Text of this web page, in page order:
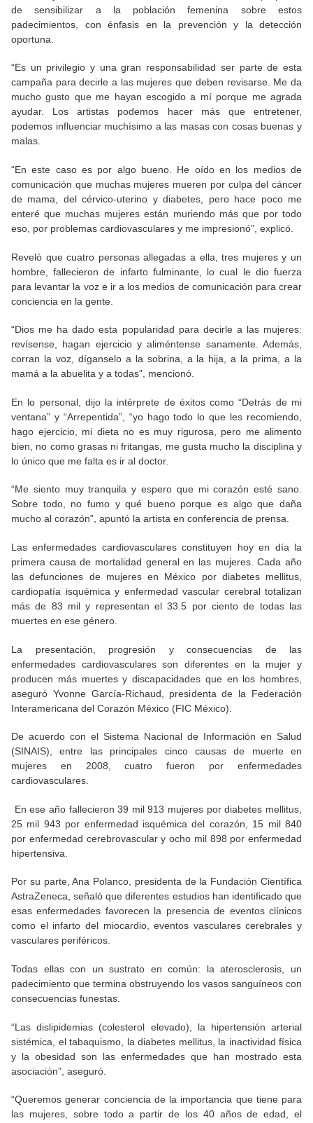
de sensibilizar a la población femenina sobre estos
padecimientos, con énfasis en la prevención y la detección
oportuna.
“Es un privilegio y una gran responsabilidad ser parte de esta
campaña para decirle a las mujeres que deben revisarse. Me da
mucho gusto que me hayan escogido a mí porque me agrada
ayudar. Los artistas podemos hacer más que entretener,
podemos influenciar muchísimo a las masas con cosas buenas y
malas.
“En este caso es por algo bueno. He oído en los medios de
comunicación que muchas mujeres mueren por culpa del cáncer
de mama, del cérvico-uterino y diabetes, pero hace poco me
enteré que muchas mujeres están muriendo más que por todo
eso, por problemas cardiovasculares y me impresionó”, explicó.
Reveló que cuatro personas allegadas a ella, tres mujeres y un
hombre, fallecieron de infarto fulminante, lo cual le dio fuerza
para levantar la voz e ir a los medios de comunicación para crear
conciencia en la gente.
“Dios me ha dado esta popularidad para decirle a las mujeres:
revísense, hagan ejercicio y aliméntense sanamente. Además,
corran la voz, díganselo a la sobrina, a la hija, a la prima, a la
mamá a la abuelita y a todas”, mencionó.
En lo personal, dijo la intérprete de éxitos como “Detrás de mi
ventana” y “Arrepentida”, “yo hago todo lo que les recomiendo,
hago ejercicio, mi dieta no es muy rigurosa, pero me alimento
bien, no como grasas ni fritangas, me gusta mucho la disciplina y
lo único que me falta es ir al doctor.
“Me siento muy tranquila y espero que mi corazón esté sano.
Sobre todo, no fumo y qué bueno porque es algo que daña
mucho al corazón”, apuntó la artista en conferencia de prensa.
Las enfermedades cardiovasculares constituyen hoy en día la
primera causa de mortalidad general en las mujeres. Cada año
las defunciones de mujeres en México por diabetes mellitus,
cardiopatía isquémica y enfermedad vascular cerebral totalizan
más de 83 mil y representan el 33.5 por ciento de todas las
muertes en ese género.
La presentación, progresión y consecuencias de las
enfermedades cardiovasculares son diferentes en la mujer y
producen más muertes y discapacidades que en los hombres,
aseguró Yvonne García-Richaud, presidenta de la Federación
Interamericana del Corazón México (FIC México).
De acuerdo con el Sistema Nacional de Información en Salud
(SINAIS), entre las principales cinco causas de muerte en
mujeres en 2008, cuatro fueron por enfermedades
cardiovasculares.
En ese año fallecieron 39 mil 913 mujeres por diabetes mellitus,
25 mil 943 por enfermedad isquémica del corazón, 15 mil 840
por enfermedad cerebrovascular y ocho mil 898 por enfermedad
hipertensiva.
Por su parte, Ana Polanco, presidenta de la Fundación Científica
AstraZeneca, señaló que diferentes estudios han identificado que
esas enfermedades favorecen la presencia de eventos clínicos
como el infarto del miocardio, eventos vasculares cerebrales y
vasculares periféricos.
Todas ellas con un sustrato en común: la aterosclerosis, un
padecimiento que termina obstruyendo los vasos sanguíneos con
consecuencias funestas.
“Las dislipidemias (colesterol elevado), la hipertensión arterial
sistémica, el tabaquismo, la diabetes mellitus, la inactividad física
y la obesidad son las enfermedades que han mostrado esta
asociación”, aseguró.
“Queremos generar conciencia de la importancia que tiene para
las mujeres, sobre todo a partir de los 40 años de edad, el